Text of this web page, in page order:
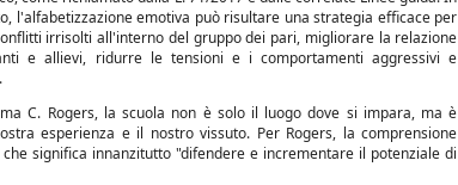
l'alfabetizzazione emotiva può risultare una strategia efficace per
irrisolti all'interno del gruppo dei pari, migliorare la relazione
e allievi, ridurre le tensioni e i comportamenti aggressivi e
C. Rogers, la scuola non è solo il luogo dove si impara, ma è
esperienza e il nostro vissuto. Per Rogers, la comprensione
significa innanzitutto "difendere e incrementare il potenziale di